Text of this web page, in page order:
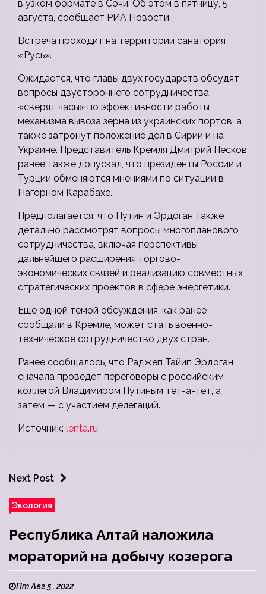
в узком формате в Сочи. Об этом в пятницу, 5
августа, сообщает РИА Новости.
Встреча проходит на территории санатория
«Русь».
Ожидается, что главы двух государств обсудят
вопросы двустороннего сотрудничества,
«сверят часы» по эффективности работы
механизма вывоза зерна из украинских портов, а
также затронут положение дел в Сирии и на
Украине. Представитель Кремля Дмитрий Песков
ранее также допускал, что президенты России и
Турции обменяются мнениями по ситуации в
Нагорном Карабахе.
Предполагается, что Путин и Эрдоган также
детально рассмотрят вопросы многопланового
сотрудничества, включая перспективы
дальнейшего расширения торгово-
экономических связей и реализацию совместных
стратегических проектов в сфере энергетики.
Еще одной темой обсуждения, как ранее
сообщали в Кремле, может стать военно-
техническое сотрудничество двух стран.
Ранее сообщалось, что Раджеп Тайип Эрдоган
сначала проведет переговоры с российским
коллегой Владимиром Путиным тет-а-тет, а
затем — с участием делегаций.
Источник: lenta.ru
Next Post
Экология
Республика Алтай наложила
мораторий на добычу козерога
Пт Авг 5 , 2022